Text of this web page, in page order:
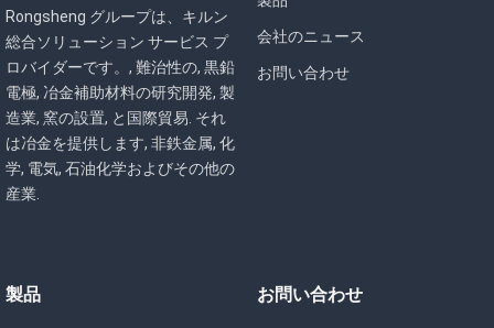
Rongsheng グループは、キルン
総合ソリューション サービス プ
ロバイダーです。, 難治性の, 黒鉛
電極, 冶金補助材料の研究開発, 製
造業, 窯の設置, と国際貿易. それ
は冶金を提供します, 非鉄金属, 化
学, 電気, 石油化学およびその他の
産業.
会社のニュース
お問い合わせ
製品 お問い合わせ